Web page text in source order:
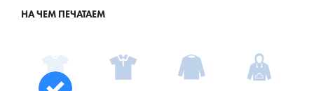
НА ЧЕМ ПЕЧАТАЕМ